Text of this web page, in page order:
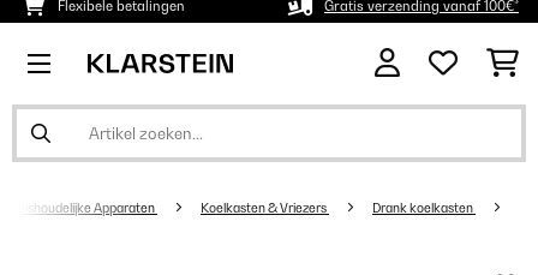
Flexibele betalingen Gratis verzending vanaf 100€*
Huishoudelijke Apparaten Koelkasten & Vriezers Drank koelkasten